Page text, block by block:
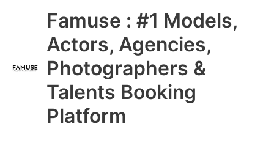
Famuse : #1 Models,
Actors, Agencies,
Photographers &
Talents Booking
Platform
Main
Menu